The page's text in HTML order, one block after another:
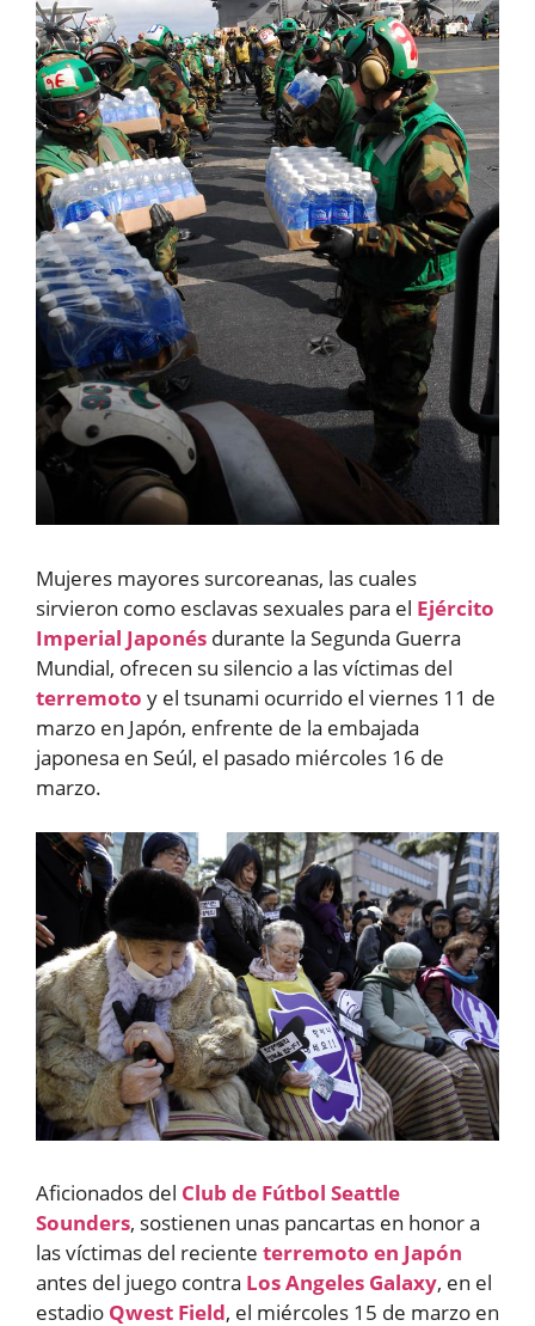
Mujeres mayores surcoreanas, las cuales
sirvieron como esclavas sexuales para el Ejército
Imperial Japonés durante la Segunda Guerra
Mundial, ofrecen su silencio a las víctimas del
terremoto y el tsunami ocurrido el viernes 11 de
marzo en Japón, enfrente de la embajada
japonesa en Seúl, el pasado miércoles 16 de
marzo.
Aficionados del Club de Fútbol Seattle
Sounders, sostienen unas pancartas en honor a
las víctimas del reciente terremoto en Japón
antes del juego contra Los Angeles Galaxy, en el
estadio Qwest Field, el miércoles 15 de marzo en